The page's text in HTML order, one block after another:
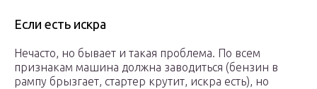
Если есть искра
Нечасто, но бывает и такая проблема. По всем
признакам машина должна заводиться (бензин в
рампу брызгает, стартер крутит, искра есть), но